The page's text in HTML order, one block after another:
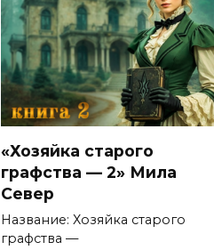
«Хозяйка старого
графства — 2» Мила
Север
Название: Хозяйка старого
графства —